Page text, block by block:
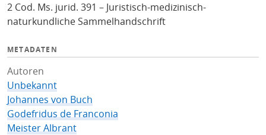
f
o
2 Cod. Ms. jurid. 391 – Juristisch-medizinisch-
naturkundliche Sammelhandschrift
METADATEN
Autoren
Unbekannt
Johannes von Buch
Godefridus de Franconia
Meister Albrant